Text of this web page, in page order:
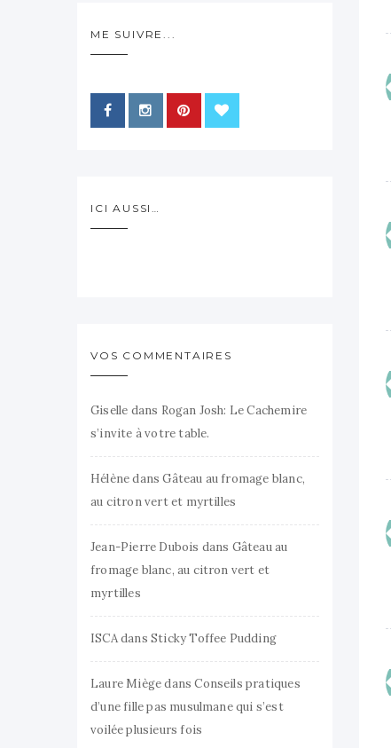
ME SUIVRE...
ICI AUSSI…
VOS COMMENTAIRES
Giselle dans Rogan Josh: Le Cachemire
s’invite à votre table.
HélènedansGâteau au fromage blanc,
au citron vert et myrtilles
Jean-Pierre Dubois dans Gâteau au
fromage blanc, au citron vert et
myrtilles
ISCAdans Sticky Toffee Pudding
Laure MiègedansConseils pratiques
d’une fille pas musulmane qui s’est
voilée plusieurs fois